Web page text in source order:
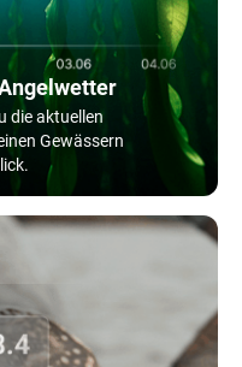
die aktuellen
Gewässern